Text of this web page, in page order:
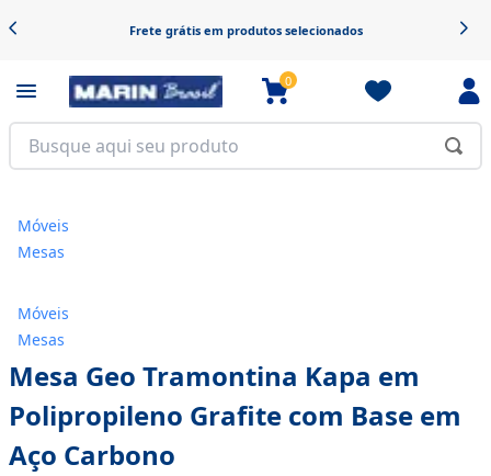
Frete grátis em produtos selecionados
0
Móveis
Mesas
Móveis
Mesas
Mesa Geo Tramontina Kapa em
Polipropileno Grafite com Base em
Aço Carbono